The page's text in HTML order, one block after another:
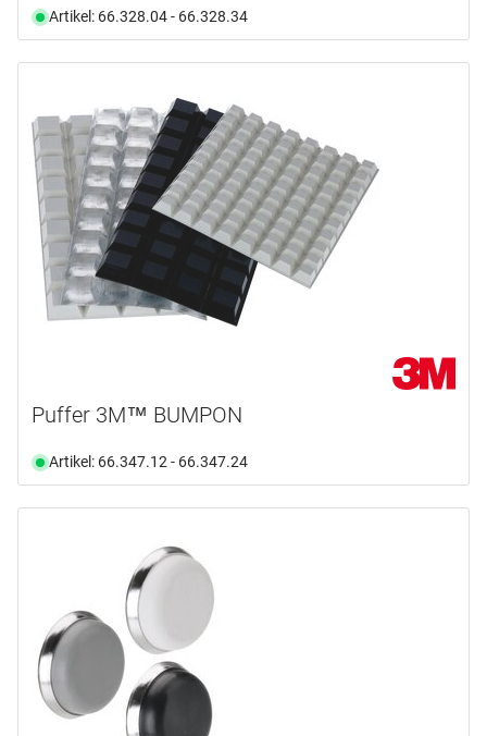
Artikel: 66.328.04 - 66.328.34
Puffer 3M™ BUMPON
Artikel: 66.347.12 - 66.347.24